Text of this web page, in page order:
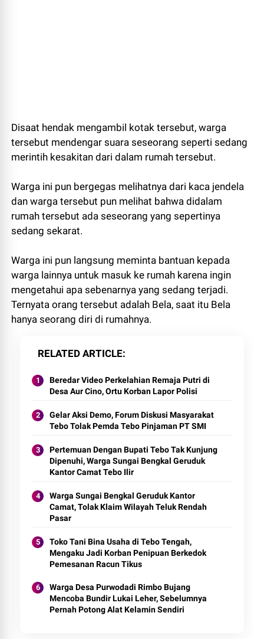
Disaat hendak mengambil kotak tersebut, warga
tersebut mendengar suara seseorang seperti sedang
merintih kesakitan dari dalam rumah tersebut.
Warga ini pun bergegas melihatnya dari kaca jendela
dan warga tersebut pun melihat bahwa didalam
rumah tersebut ada seseorang yang sepertinya
sedang sekarat.
Warga ini pun langsung meminta bantuan kepada
warga lainnya untuk masuk ke rumah karena ingin
mengetahui apa sebenarnya yang sedang terjadi.
Ternyata orang tersebut adalah Bela, saat itu Bela
hanya seorang diri di rumahnya.
RELATED ARTICLE
Beredar Video Perkelahian Remaja Putri di
Desa Aur Cino, Ortu Korban Lapor Polisi
Gelar Aksi Demo, Forum Diskusi Masyarakat
Tebo Tolak Pemda Tebo Pinjaman PT SMI
Pertemuan Dengan Bupati Tebo Tak Kunjung
Dipenuhi, Warga Sungai Bengkal Geruduk
Kantor Camat Tebo Ilir
Warga Sungai Bengkal Geruduk Kantor
Camat, Tolak Klaim Wilayah Teluk Rendah
Pasar
Toko Tani Bina Usaha di Tebo Tengah,
Mengaku Jadi Korban Penipuan Berkedok
Pemesanan Racun Tikus
Warga Desa Purwodadi Rimbo Bujang
Mencoba Bundir Lukai Leher, Sebelumnya
Pernah Potong Alat Kelamin Sendiri